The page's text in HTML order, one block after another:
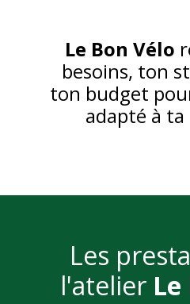
Le Bon Vélo
besoins, ton
ton budget
adapté à
Les
l'atelier